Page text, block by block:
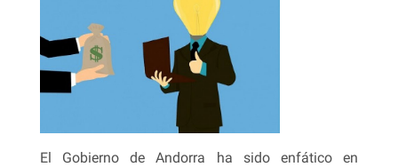
El Gobierno de Andorra ha sido enfático en